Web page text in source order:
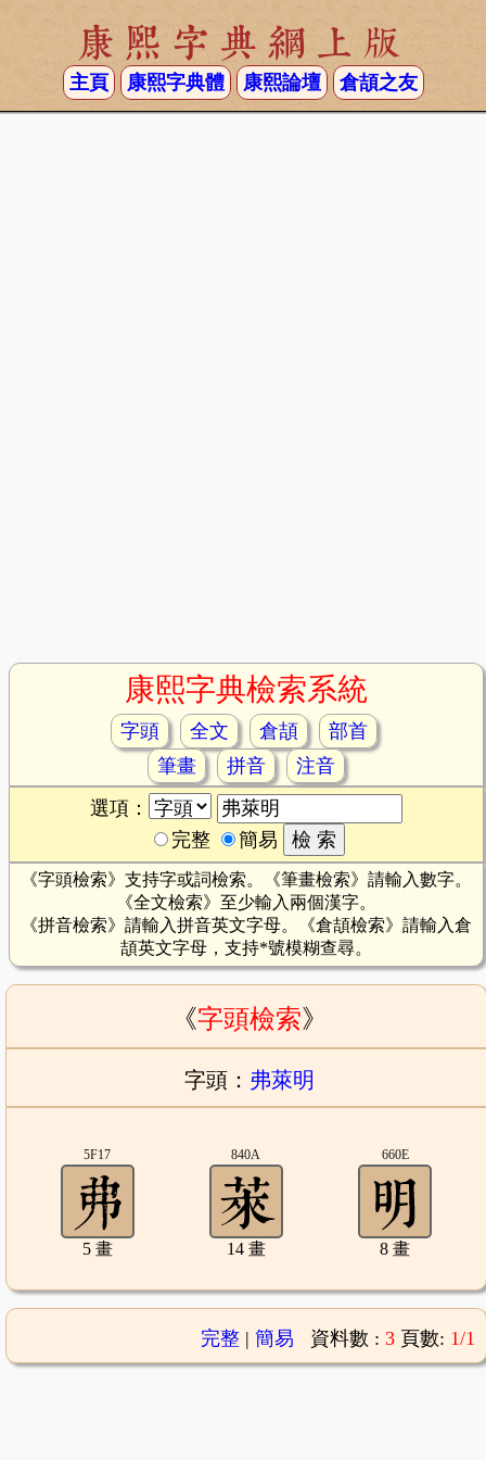
康熙字典網上版
主頁 康熙字典體 康熙論壇 倉頡之友
康熙字典檢索系統
字頭 全文 倉頡
部首
筆畫
拼音
注音
選項：
完整
簡易
《字頭檢索》支持字或詞檢索。《筆畫檢索》請輸入數字。
《全文檢索》至少輸入兩個漢字。
《拼音檢索》請輸入拼音英文字母。《倉頡檢索》請輸入倉
頡英文字母，支持*號模糊查尋。
《字頭檢索》
字頭： 弗萊明
5F17
5 畫
840A
14 畫
660E
8 畫
完整| 簡易 資料數 : 3 頁數: 1/1